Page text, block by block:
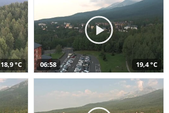
18,9 °C 06:58 19,4 °C